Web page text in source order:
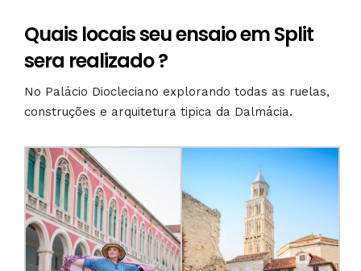
Quais locais seu ensaio em Split
sera realizado ?
No Palácio Diocleciano explorando todas as ruelas,
construções e arquitetura tipica da Dalmácia.